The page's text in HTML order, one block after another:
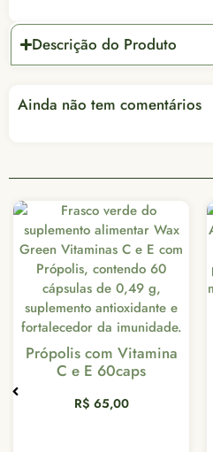
Descrição do Produto
Ainda não tem comentários
Artemísia (Artemisia